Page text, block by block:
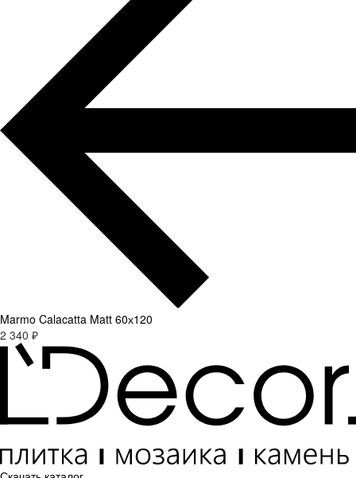
Marmo Calacatta Matt 60х120
2 340 ₽